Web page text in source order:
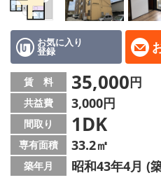
スタッフ
店舗情報·アクセス
会社概要
メールでお問い合わせ
お気に入り
登録
賃 料 35,000円
共益費 3,000円
間取り 1DK
専有面積 33.2㎡
築年月 昭和43年4月 (